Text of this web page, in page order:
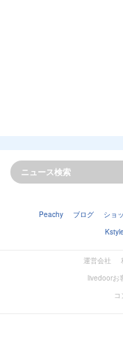
Peachy ブログ ショ
Kstyle
運営会社
livedoorお
コ